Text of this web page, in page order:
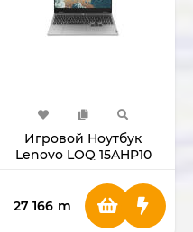
Игровой Ноутбук
Lenovo LOQ 15AHP10
16GB SSD 1TB RTX5060
8GB 83JG000WRK
27 166 m